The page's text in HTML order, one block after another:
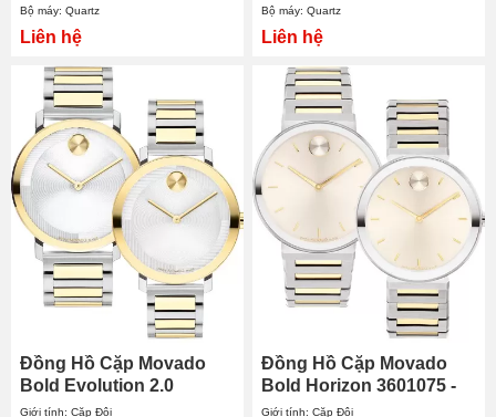
Bộ máy: Quartz
Liên hệ
Bộ máy: Quartz
Liên hệ
Đồng Hồ Cặp Movado
Bold Evolution 2.0
3601087 - 3601105
Giới tính: Cặp Đôi
Đồng Hồ Cặp Movado
Bold Horizon 3601075 -
3601091
Giới tính: Cặp Đôi